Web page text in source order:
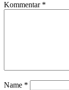
Kommentar *
Name *